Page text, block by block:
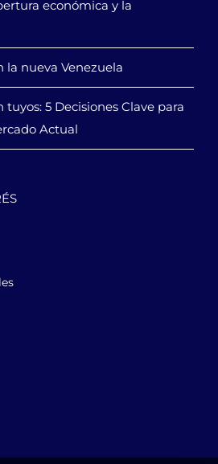
económica y la
nueva Venezuela
tuyos: 5 Decisiones Clave para
Actual